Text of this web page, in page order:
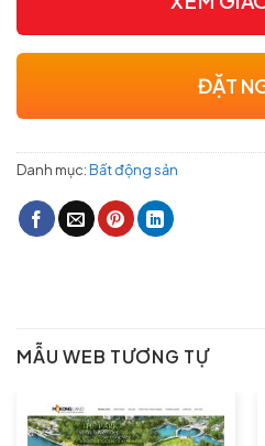
ĐẶT
Danh mục:Bất động sản
MẪU WEB TƯƠNG TỰ